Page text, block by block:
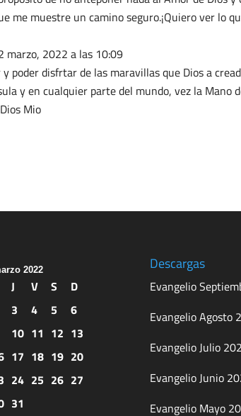
me muestre un camino seguro.¡Quiero ver lo
marzo, 2022 a las 10:09
y poder disfrtar de las maravillas que Dios a
y en cualquier parte del mundo, vez la Mano
Mio
2022
J V S
D
3 4 5
6
10 11 12 13
17 18 19 20
24 25 26 27
31
Descargas
Evangelio
Evangelio Agosto
Evangelio Julio
Evangelio Junio
Evangelio Mayo